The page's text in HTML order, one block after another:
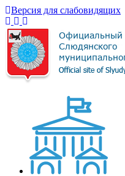
Версия для слабовидящих